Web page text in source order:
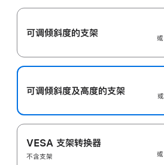
可调倾斜度的支架
可调倾斜度及高‍度的支‍架
VESA 支架转换器
不含支架